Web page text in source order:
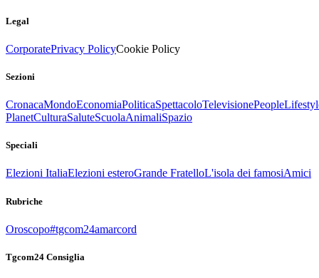
Legal
CorporatePrivacy PolicyCookie Policy
Sezioni
CronacaMondoEconomiaPoliticaSpettacoloTelevisionePeople
PlanetCulturaSaluteScuolaAnimaliSpazio
Speciali
Elezioni ItaliaElezioni esteroGrande FratelloL'isola dei famosiAmici
Rubriche
Oroscopo#tgcom24amarcord
Tgcom24 Consiglia